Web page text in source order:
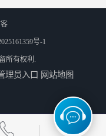
号-1
所有权利.
理员入口 网站地图